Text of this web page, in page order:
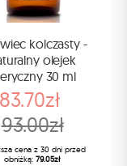
kolczasty -
olejek
30 ml
83.70zł
93.00zł
cena z 30 dni przed
obniżką: 79.05zł